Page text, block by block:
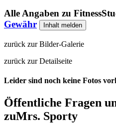
Alle Angaben zu
Gewähr
Inhalt melden
zurück zur Bilder-Galerie
zurück zur Detailseite
Leider sind noch keine Fotos
Öffentliche Fragen
zuMrs. Sporty